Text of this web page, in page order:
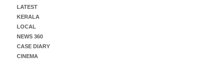
LATEST
KERALA
LOCAL
NEWS 360
CASE DIARY
CINEMA